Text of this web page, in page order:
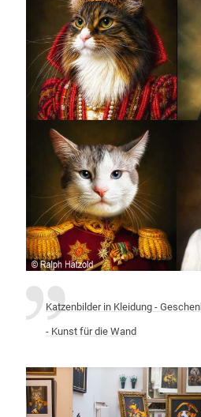
Katzenbilder in Kleidung -
- Kunst für die Wand